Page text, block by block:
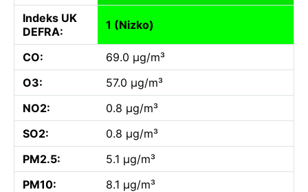
Indeks UK
DEFRA:
1 (Nizko)
CO:
69.0 µg/m³
O3:
57.0 µg/m³
NO2:
0.8 µg/m³
SO2:
0.8 µg/m³
PM2.5:
5.1 µg/m³
PM10:
8.1 µg/m³